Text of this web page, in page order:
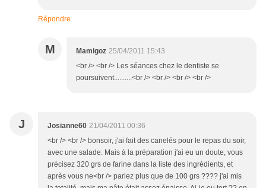
Répondre
M Mamigoz 25/04/2011 15:43
<br /> <br /> Les séances chez le dentiste se
poursuivent..........<br /> <br /> <br /> <br />
J Josianne60 21/04/2011 00:36
<br /> <br /> bonsoir, j'ai fait des canelés pour le repas du soir,
avec une salade. Mais à la préparation j'ai eu un doute, vous
précisez 320 grs de farine dans la liste des ingrédients, et
après vous ne<br /> parlez plus que de 100 grs ???? j'ai mis